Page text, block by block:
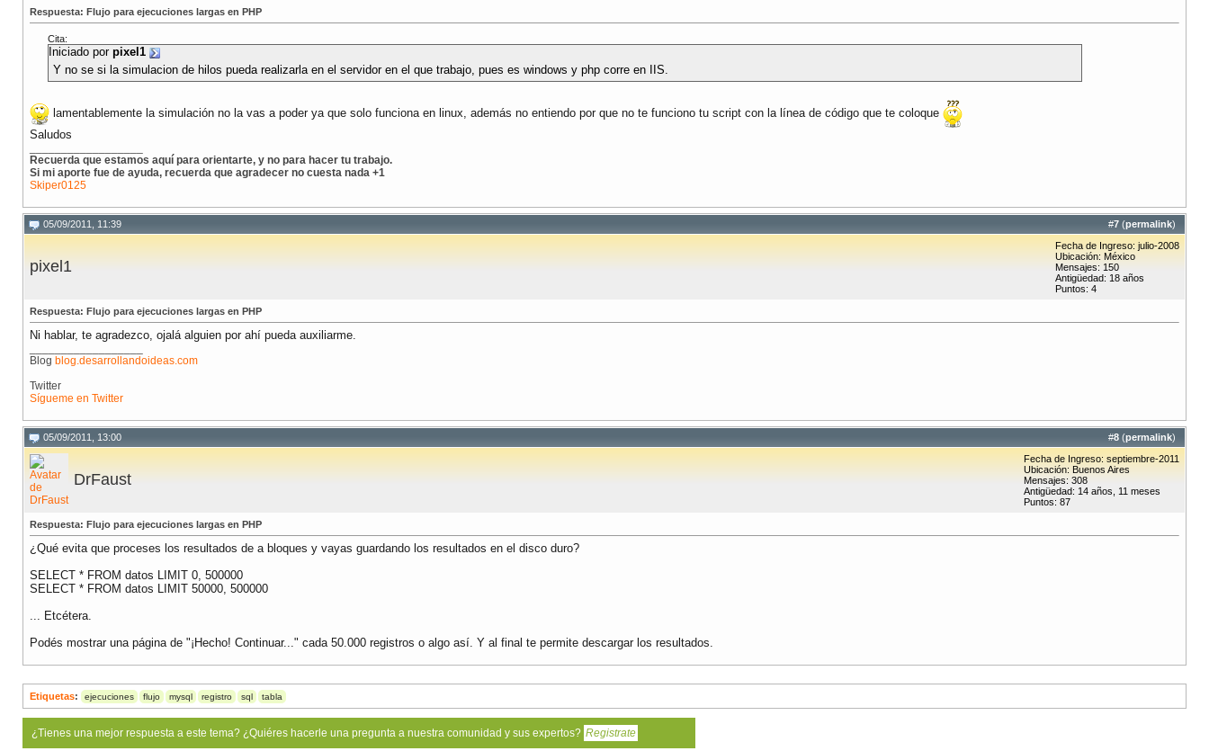
Respuesta: Flujo para ejecuciones largas en PHP
Cita:
Iniciado por pixel1
Y no se si la simulacion de hilos pueda realizarla en el servidor en el que trabajo, pues es windows y php corre en IIS.
lamentablemente la simulación no la vas a poder ya que solo funciona en linux, además no entiendo por que no te funciono tu script con la línea de código que te coloque
Saludos
Recuerda que estamos aquí para orientarte, y no para hacer tu trabajo.
Si mi aporte fue de ayuda, recuerda que agradecer no cuesta nada +1
Skiper0125
#7 (permalink)
05/09/2011, 11:39
pixel1
Fecha de Ingreso: julio-2008
Ubicación: México
Mensajes: 150
Antigüedad: 18 años
Puntos: 4
Respuesta: Flujo para ejecuciones largas en PHP
Ni hablar, te agradezco, ojalá alguien por ahí pueda auxiliarme.
Blog blog.desarrollandoideas.com
Twitter
Sígueme en Twitter
#8 (permalink)
05/09/2011, 13:00
DrFaust
Fecha de Ingreso: septiembre-2011
Ubicación: Buenos Aires
Mensajes: 308
Antigüedad: 14 años, 11 meses
Puntos: 87
Respuesta: Flujo para ejecuciones largas en PHP
¿Qué evita que proceses los resultados de a bloques y vayas guardando los resultados en el disco duro?
SELECT * FROM datos LIMIT 0, 500000
SELECT * FROM datos LIMIT 50000, 500000
... Etcétera.
Podés mostrar una página de "¡Hecho! Continuar..." cada 50.000 registros o algo así. Y al final te permite descargar los resultados.
Etiquetas: ejecuciones flujo mysql registro sql tabla
¿Tienes una mejor respuesta a este tema? ¿Quiéres hacerle una pregunta a nuestra comunidad y sus expertos? Registrate